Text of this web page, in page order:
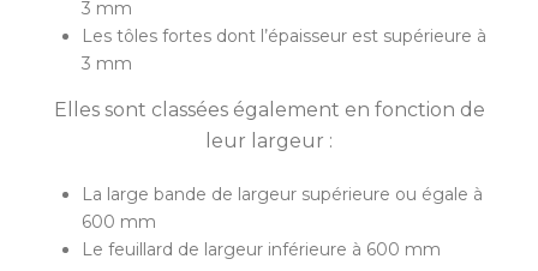
3 mm
Les tôles fortes dont l’épaisseur est supérieure à
3 mm
Elles sont classées également en fonction de
leur largeur :
La large bande de largeur supérieure ou égale à
600 mm
Le feuillard de largeur inférieure à 600 mm